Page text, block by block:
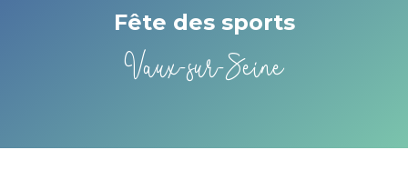
Fête des sports
Vaux-sur-Seine